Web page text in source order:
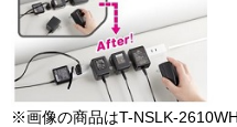
※画像の商品はT-NSLK-